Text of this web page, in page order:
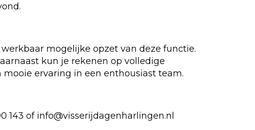
mogelijke opzet van deze functie.
kun je rekenen op volledige
ervaring in een enthousiast team.
143 of info@visserijdagenharlingen.nl